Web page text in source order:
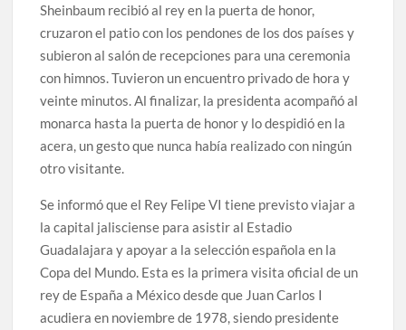
Sheinbaum recibió al rey en la puerta de honor,
cruzaron el patio con los pendones de los dos países y
subieron al salón de recepciones para una ceremonia
con himnos. Tuvieron un encuentro privado de hora y
veinte minutos. Al finalizar, la presidenta acompañó al
monarca hasta la puerta de honor y lo despidió en la
acera, un gesto que nunca había realizado con ningún
otro visitante.
Se informó que el Rey Felipe VI tiene previsto viajar a
la capital jalisciense para asistir al Estadio
Guadalajara y apoyar a la selección española en la
Copa del Mundo. Esta es la primera visita oficial de un
rey de España a México desde que Juan Carlos I
acudiera en noviembre de 1978, siendo presidente